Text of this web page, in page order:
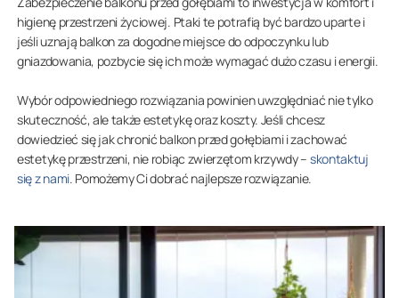
higienę przestrzeni życiowej. Ptaki te potrafią być bardzo uparte i
jeśli uznają balkon za dogodne miejsce do odpoczynku lub
gniazdowania, pozbycie się ich może wymagać dużo czasu i energii.
Wybór odpowiedniego rozwiązania powinien uwzględniać nie tylko
skuteczność, ale także estetykę oraz koszty. Jeśli chcesz
dowiedzieć się jak chronić balkon przed gołębiami i zachować
estetykę przestrzeni, nie robiąc zwierzętom krzywdy – skontaktuj
się z nami. Pomożemy Ci dobrać najlepsze rozwiązanie.